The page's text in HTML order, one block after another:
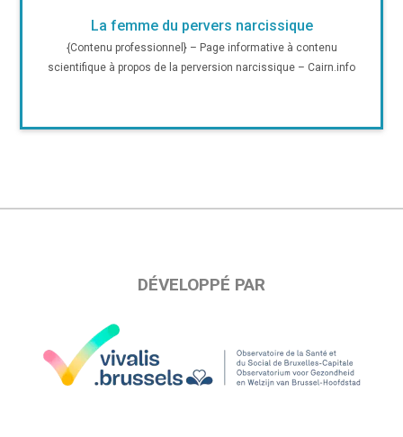
La femme du pervers narcissique
{Contenu professionnel} – Page informative à contenu
scientifique à propos de la perversion narcissique – Cairn.info
DÉVELOPPÉ PAR